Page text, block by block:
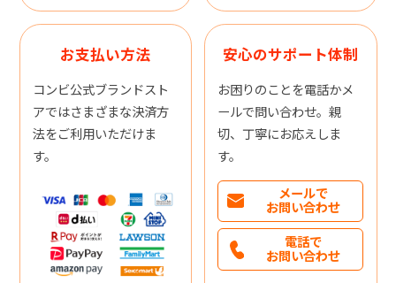
お支払い方法
コンビ公式ブランドスト
アではさまざまな決済方
法をご利用いただけま
す。
安心のサポート体制
お困りのことを電話かメ
ールで問い合わせ。親
切、丁寧にお応えしま
す。
メールで
お問い合わせ
電話で
お問い合わせ